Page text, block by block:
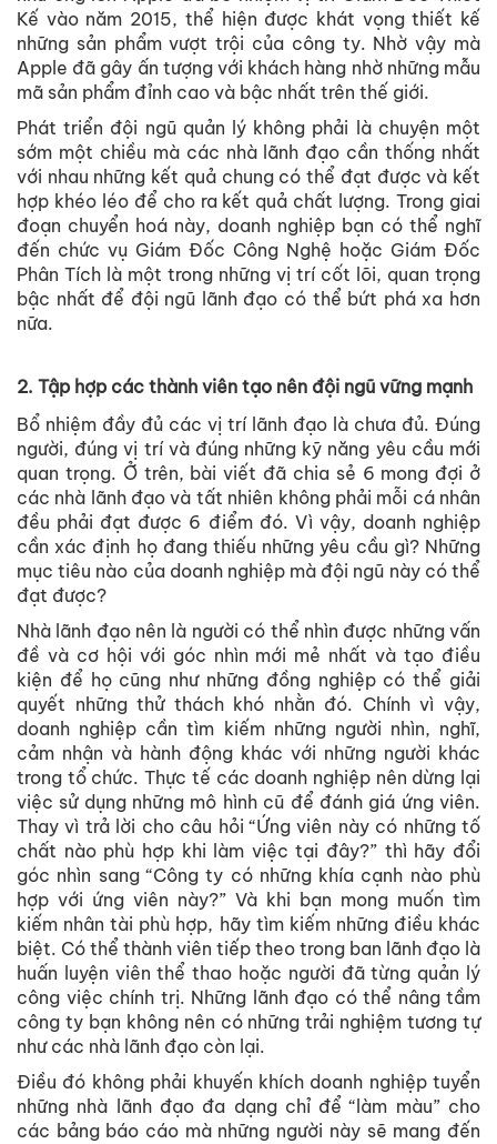
Kế vào năm 2015, thể hiện được khát vọng thiết kế
những sản phẩm vượt trội của công ty. Nhờ vậy mà
Apple đã gây ấn tượng với khách hàng nhờ những mẫu
mã sản phẩm đỉnh cao và bậc nhất trên thế giới.
Phát triển đội ngũ quản lý không phải là chuyện một
sớm một chiều mà các nhà lãnh đạo cần thống nhất
với nhau những kết quả chung có thể đạt được và kết
hợp khéo léo để cho ra kết quả chất lượng. Trong giai
đoạn chuyển hoá này, doanh nghiệp bạn có thể nghĩ
đến chức vụ Giám Đốc Công Nghệ hoặc Giám Đốc
Phân Tích là một trong những vị trí cốt lõi, quan trọng
bậc nhất để đội ngũ lãnh đạo có thể bứt phá xa hơn
nữa.
2. Tập hợp các thành viên tạo nên đội ngũ vững mạnh
Bổ nhiệm đầy đủ các vị trí lãnh đạo là chưa đủ. Đúng
người, đúng vị trí và đúng những kỹ năng yêu cầu mới
quan trọng. Ở trên, bài viết đã chia sẻ 6 mong đợi ở
các nhà lãnh đạo và tất nhiên không phải mỗi cá nhân
đều phải đạt được 6 điểm đó. Vì vậy, doanh nghiệp
cần xác định họ đang thiếu những yêu cầu gì? Những
mục tiêu nào của doanh nghiệp mà đội ngũ này có thể
đạt được?
Nhà lãnh đạo nên là người có thể nhìn được những vấn
đề và cơ hội với góc nhìn mới mẻ nhất và tạo điều
kiện để họ cũng như những đồng nghiệp có thể giải
quyết những thử thách khó nhằn đó. Chính vì vậy,
doanh nghiệp cần tìm kiếm những người nhìn, nghĩ,
cảm nhận và hành động khác với những người khác
trong tổ chức. Thực tế các doanh nghiệp nên dừng lại
việc sử dụng những mô hình cũ để đánh giá ứng viên.
Thay vì trả lời cho câu hỏi “Ứng viên này có những tố
chất nào phù hợp khi làm việc tại đây?” thì hãy đổi
góc nhìn sang “Công ty có những khía cạnh nào phù
hợp với ứng viên này?” Và khi bạn mong muốn tìm
kiếm nhân tài phù hợp, hãy tìm kiếm những điều khác
biệt. Có thể thành viên tiếp theo trong ban lãnh đạo là
huấn luyện viên thể thao hoặc người đã từng quản lý
công việc chính trị. Những lãnh đạo có thể nâng tầm
công ty bạn không nên có những trải nghiệm tương tự
như các nhà lãnh đạo còn lại.
Điều đó không phải khuyến khích doanh nghiệp tuyển
những nhà lãnh đạo đa dạng chỉ để “làm màu” cho
các bảng báo cáo mà những người này sẽ mang đến